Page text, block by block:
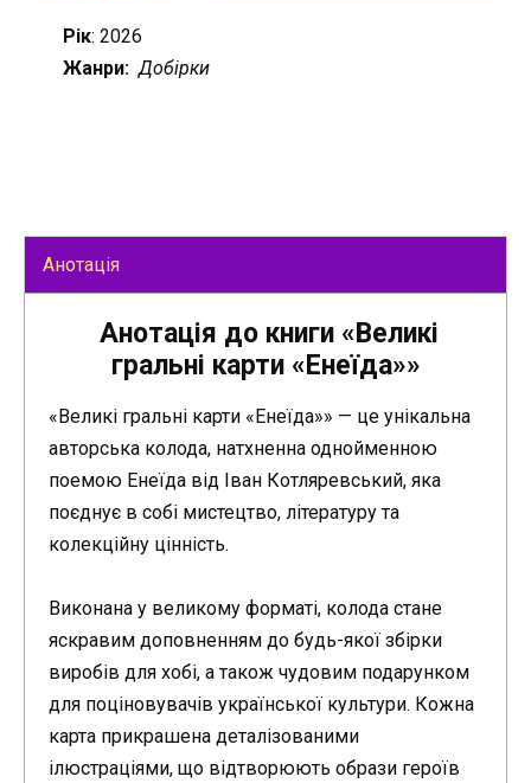
Рік: 2026
Жанри: Добірки
Анотація
Анотація до книги «Великі
гральні карти «Енеїда»»
«Великі гральні карти «Енеїда»» — це унікальна
авторська колода, натхненна однойменною
поемою Енеїда від Іван Котляревський, яка
поєднує в собі мистецтво, літературу та
колекційну цінність.
Виконана у великому форматі, колода стане
яскравим доповненням до будь-якої збірки
виробів для хобі, а також чудовим подарунком
для поціновувачів української культури. Кожна
карта прикрашена деталізованими
ілюстраціями, що відтворюють образи героїв